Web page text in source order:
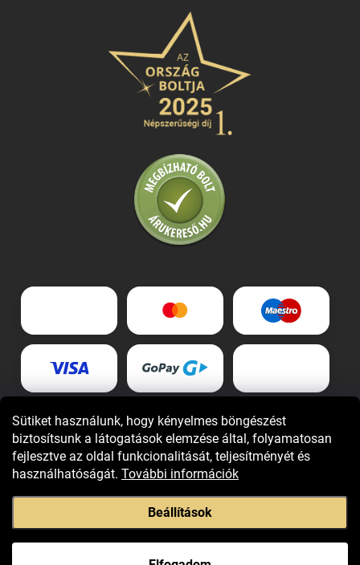
Sütiket használunk, hogy kényelmes böngészést
biztosítsunk a látogatások elemzése által, folyamatosan
fejlesztve az oldal funkcionalitását, teljesítményét és
használhatóságát. További információk
Beállítások